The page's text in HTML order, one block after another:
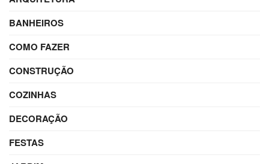
BANHEIROS
COMO FAZER
CONSTRUÇÃO
COZINHAS
DECORAÇÃO
FESTAS